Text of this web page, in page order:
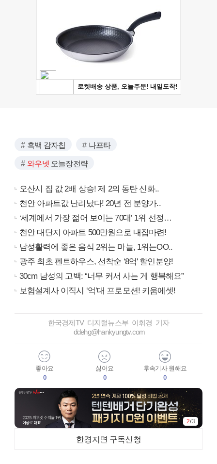
흑백 감자칩 나프타
와우넷 오늘장전략
오산시 집 값 2배 상승! 제 2의 동탄 신화..
천안 아파트값 난리났다! 20년 전 분양가..
‘세계에서 가장 젊어 보이는 70대’ 1위 선정…
천안 대단지 아파트 500만원으로 내집마련!
남성활력에 좋은 음식 2위는 마늘, 1위는OO..
광주 최초 펜트하우스, 선착순 ‘8억' 할인분양!
30cm 남성의 고백: “너무 커서 사는 게 행복해요”
보험설계사 이직시 ‘억’대 프로모션! 키움에셋!
한국경제TV 디지털뉴스부 이휘경 기자
ddehg@hankyungtv.com
좋아요
0
싫어요
0
후속기사 원해요
0
2/3
한경지면 구독신청